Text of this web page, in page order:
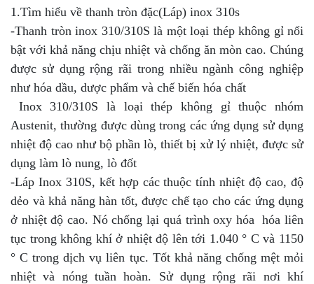
1.Tìm hiểu về thanh tròn đặc(Láp) inox 310s
-Thanh tròn inox 310/310S là một loại thép không gỉ nổi
bật với khả năng chịu nhiệt và chống ăn mòn cao. Chúng
được sử dụng rộng rãi trong nhiều ngành công nghiệp
như hóa dầu, dược phẩm và chế biến hóa chất
Inox 310/310S là loại thép không gỉ thuộc nhóm
Austenit, thường được dùng trong các ứng dụng sử dụng
nhiệt độ cao như bộ phần lò, thiết bị xử lý nhiệt, được sử
dụng làm lò nung, lò đốt
-Láp Inox 310S, kết hợp các thuộc tính nhiệt độ cao, độ
dẻo và khả năng hàn tốt, được chế tạo cho các ứng dụng
ở nhiệt độ cao. Nó chống lại quá trình oxy hóa hóa liên
tục trong không khí ở nhiệt độ lên tới 1.040 ° C và 1150
° C trong dịch vụ liên tục. Tốt khả năng chống mệt mỏi
nhiệt và nóng tuần hoàn. Sử dụng rộng rãi nơi khí